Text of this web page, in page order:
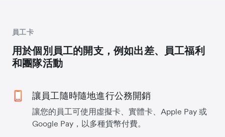
員工卡
用於個別員工的開支，例如出差、員工福利
和團隊活動
讓員工隨時隨地進行公務開銷
讓您的員工可使用虛擬卡、實體卡、Apple Pay 或
Google Pay，以多種貨幣付費。